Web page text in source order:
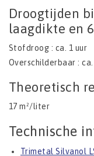
Droogtijden
laagdikte en
Stofdroog : ca. 1 uur
Overschilderbaar : ca.
Theoretisch
17 m²/liter
Technische
Trimetal Silvanol